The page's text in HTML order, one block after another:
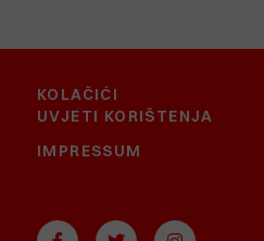
KOLAČIĆI
UVJETI KORIŠTENJA
IMPRESSUM